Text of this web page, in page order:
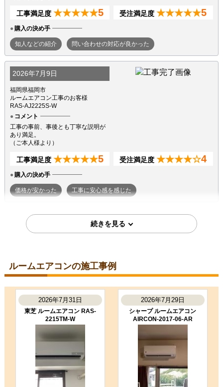
工事満足度 ★★★★★5 受注満足度 ★★★★★5
購入の決め手
知人などの紹介 問い合わせの対応が良かった
2026年7月9日
福岡県福岡市
ルームエアコン工事のお客様
RAS-AJ2225S-W
コメント
工事の事前、事後とも丁寧な説明が
あり満足。
（ご本人様より）
工事満足度 ★★★★★5 受注満足度 ★★★★☆4
購入の決め手
価格が安かった 工事に安心感を感じた
2026年7月7日
コメント
段取りも良く、エアコン取付後のチ
ても良かったです。ありがとうござ
いました。
（ご本人様より）
工事満足度 ★★★★★ 受注満足度 ★★★☆☆
商品選定がしやすかった
工事に安心感を感じた
ルームエアコンの施工事例
2026年7月31日
東芝 ルームエアコン RAS-
2215TM-W
2026年7月29日
シャープ ルームエアコン
AIRCON-2017-06-AR